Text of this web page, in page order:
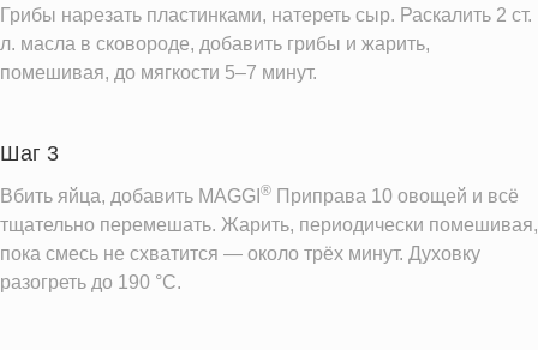
Грибы нарезать пластинками, натереть сыр. Раскалить 2 ст.
л. масла в сковороде, добавить грибы и жарить,
помешивая, до мягкости 5–7 минут.
Шаг 3
Вбить яйца, добавить MAGGI ® Приправа 10 овощей и всё
тщательно перемешать. Жарить, периодически помешивая,
пока смесь не схватится — около трёх минут. Духовку
разогреть до 190 °C.